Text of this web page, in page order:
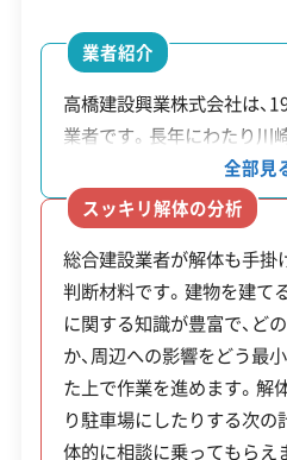
ここは神奈川県内でも有
アですが、幸区から向か
渋滞を抜けなければなりま
搬できる回数がどうしても
渋滞のピークを避け、い
てるかが、工期と費用を
です。
川崎市幸区で
営業日
対応エリア
東京都、
県、千葉県
建物構造 木造 鉄
対応業務
産業廃棄
公式HP 公式サイ
許可番号
【建設業
神奈川県
【産業廃
業者紹介
高橋建設興業株式会社は、
業者です。長年にわたり川
スビルや集合住宅、アミュ
な建物の建設を手掛けてき
ては、建物の構造を熟知す
の視点を活かします。解体
までまとめて相談できるた
プまで任せたい場合に適し
全部見
スッキリ解体の分析
総合建設業者が解体も手掛
判断材料です。建物を建て
に関する知識が豊富で、ど
か、周辺への影響をどう最
た上で作業を進めます。解
り駐車場にしたりする次の
体的に相談に乗ってもらえ